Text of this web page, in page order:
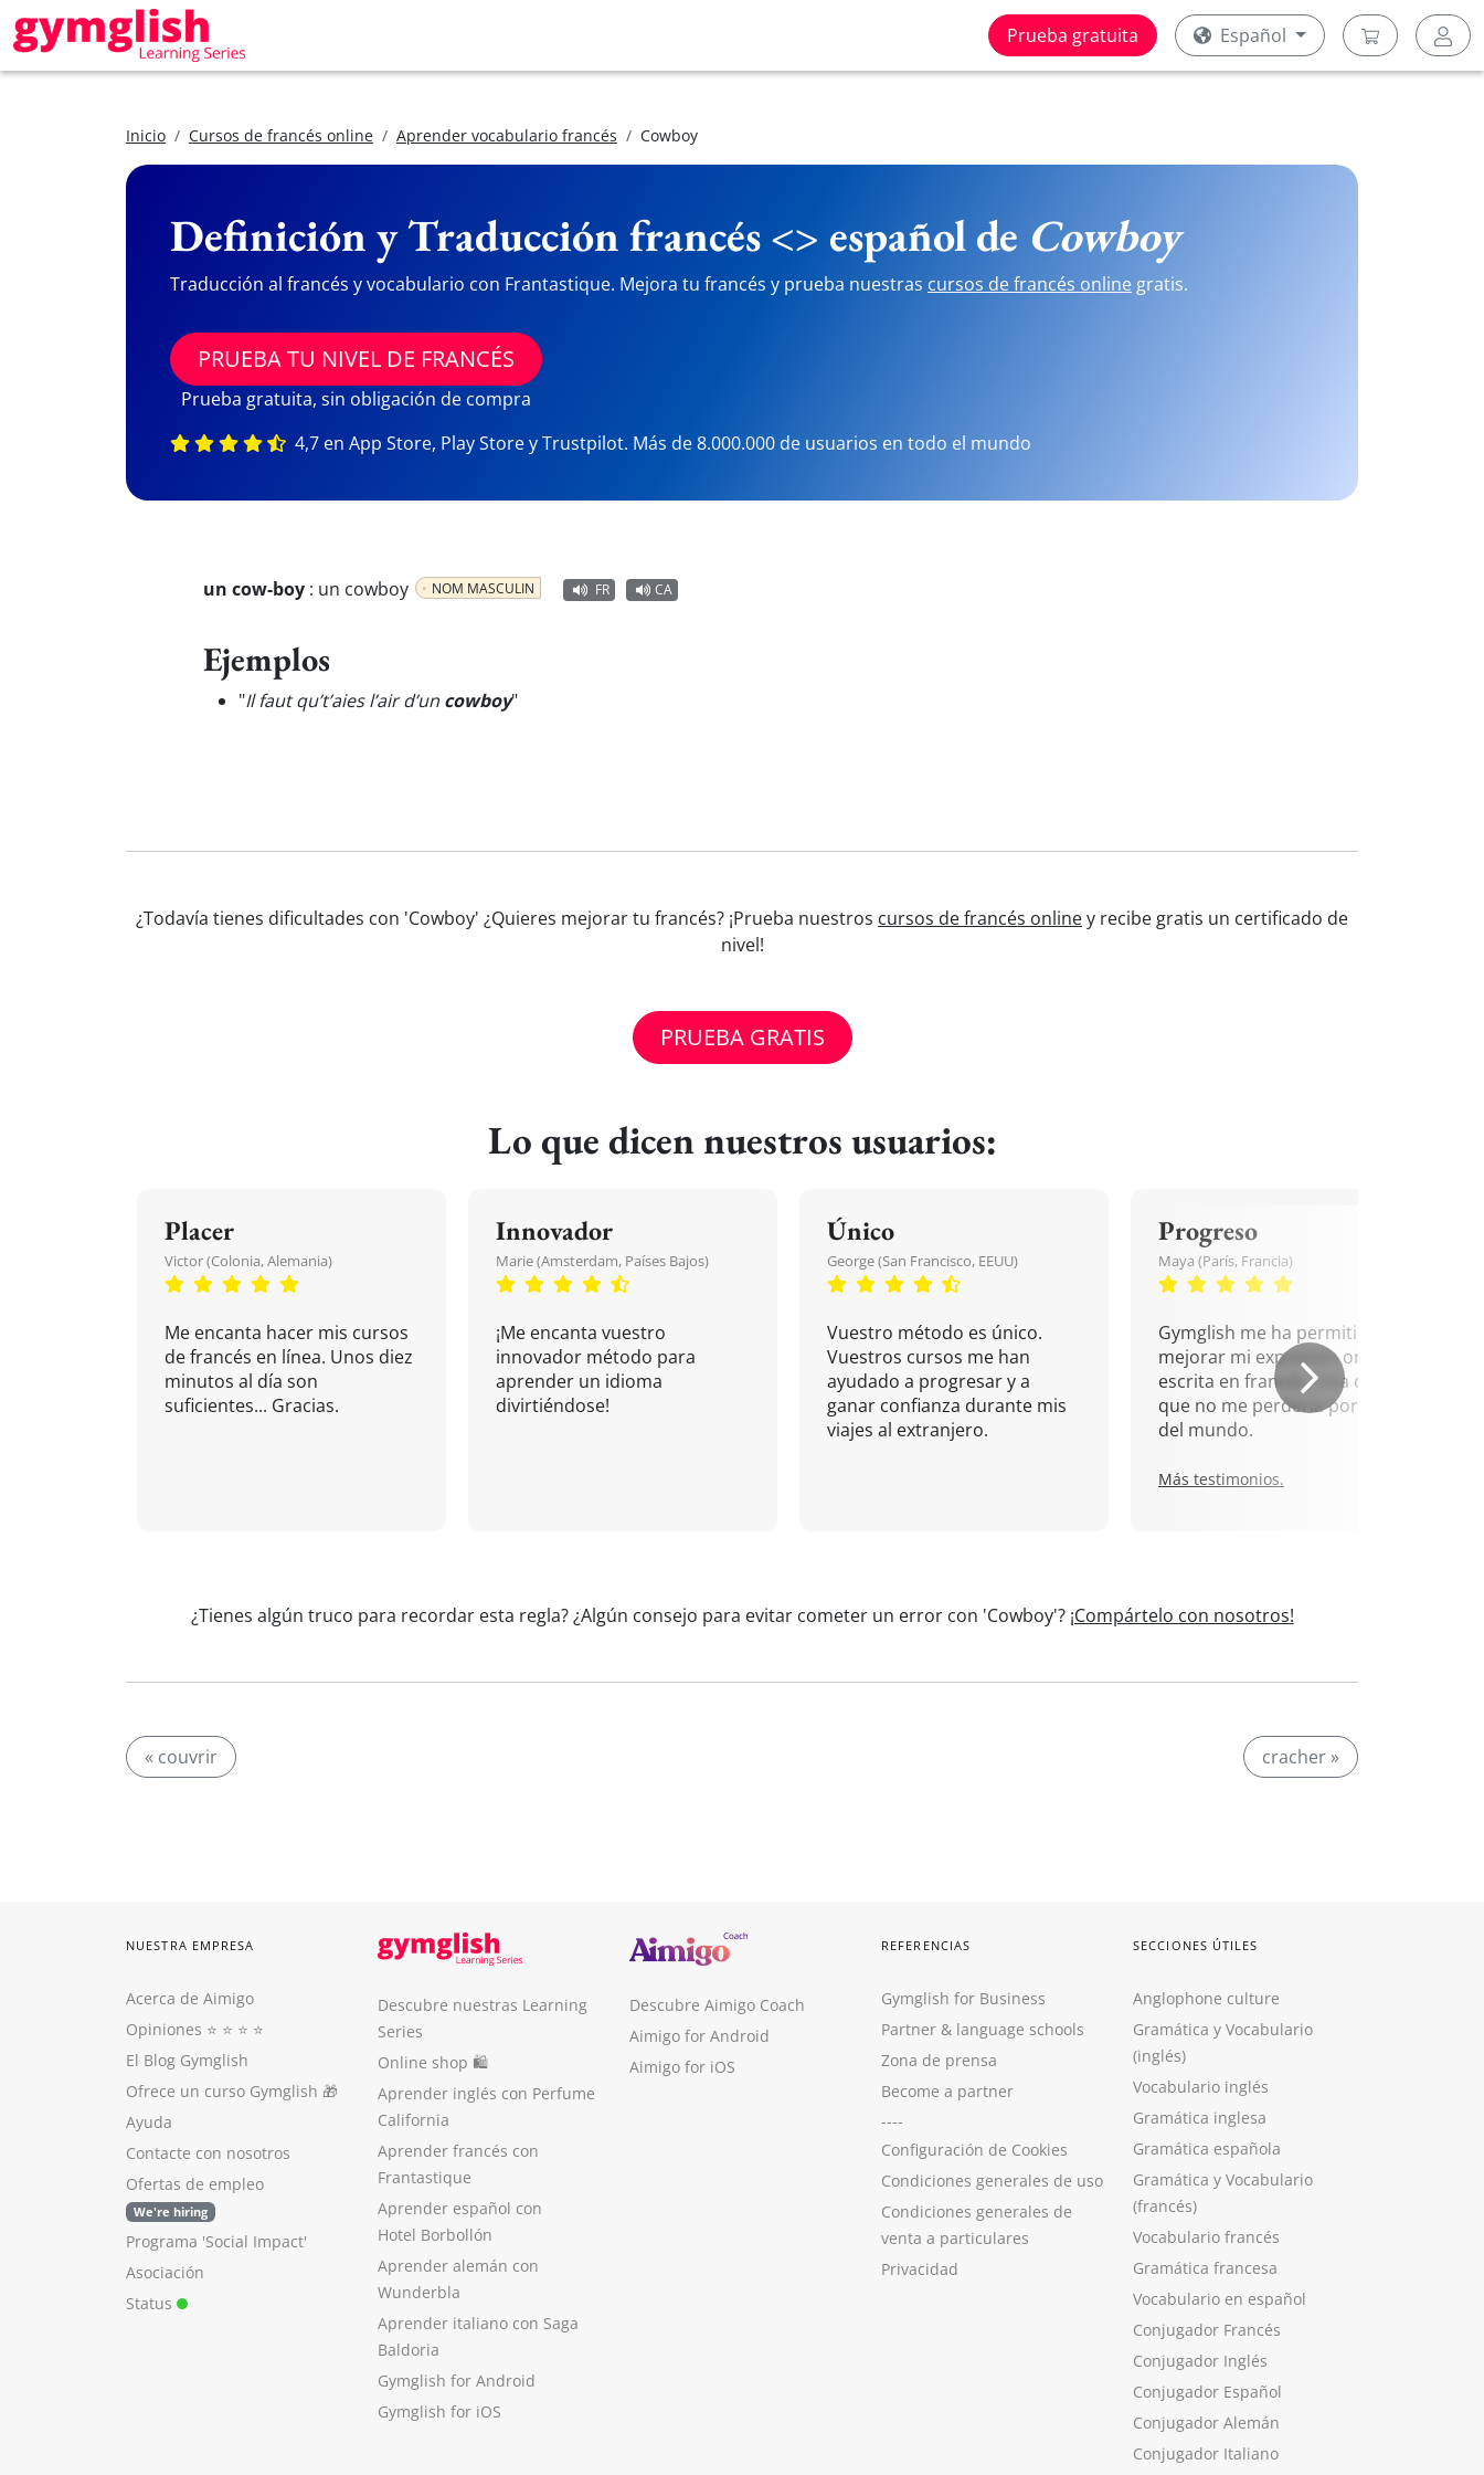
Prueba gratuita Español
Inicio Cursos de francés online Aprender vocabulario francés Cowboy
Definición y Traducción francés <> español de Cowboy
Traducción al francés y vocabulario con Frantastique. Mejora tu francés y prueba nuestras cursos de francés online gratis.
PRUEBA TU NIVEL DE FRANCÉS
Prueba gratuita, sin obligación de compra
4,7 en App Store, Play Store y Trustpilot. Más de 8.000.000 de usuarios en todo el mundo
un cow-boy : un cowboy NOM MASCULIN FR CA
Ejemplos
"Il faut qu’t’aies l’air d’un cowboy"
¿Todavía tienes dificultades con 'Cowboy' ¿Quieres mejorar tu francés? ¡Prueba nuestros cursos de francés onliney recibe gratis un certificado de
nivel!
PRUEBA GRATIS
Lo que dicen nuestros usuarios:
Placer
Victor (Colonia, Alemania)
Me encanta hacer mis cursos
de francés en línea. Unos diez
minutos al día son
suficientes... Gracias.
Innovador
Marie (Amsterdam, Países Bajos)
¡Me encanta vuestro
innovador método para
aprender un idioma
divirtiéndose!
Único
George (San Francisco, EEUU)
Vuestro método es único.
Vuestros cursos me han
ayudado a progresar y a
ganar confianza durante mis
viajes al extranjero.
Progreso
Maya (París, Francia)
Gymglish me ha permitido
mejorar mi expresión oral y
escrita en francés. Una cita
que no me perdería por nada
del mundo.
Más testimonios.
¿Tienes algún truco para recordar esta regla? ¿Algún consejo para evitar cometer un error con 'Cowboy'? ¡Compártelo con nosotros!
« couvrir cracher »
NUESTRA EMPRESA
Acerca de Aimigo
Opiniones ⭐️ ⭐️ ⭐️ ⭐️
El Blog Gymglish
Ofrece un curso Gymglish 🎁
Ayuda
Contacte con nosotros
Ofertas de empleo
We're hiring
Programa 'Social Impact'
Asociación
Status
Descubre nuestras Learning
Series
Online shop 🛍
Aprender inglés con Perfume
California
Aprender francés con
Frantastique
Aprender español con
Hotel Borbollón
Aprender alemán con
Wunderbla
Aprender italiano con Saga
Baldoria
Gymglish for Android
Gymglish for iOS
Descubre Aimigo Coach
Aimigo for Android
Aimigo for iOS
REFERENCIAS
Gymglish for Business
Partner & language schools
Zona de prensa
Become a partner
----
Configuración de Cookies
Condiciones generales de uso
Condiciones generales de
venta a particulares
Privacidad
SECCIONES ÚTILES
Anglophone culture
Gramática y Vocabulario
(inglés)
Vocabulario inglés
Gramática inglesa
Gramática española
Gramática y Vocabulario
(francés)
Vocabulario francés
Gramática francesa
Vocabulario en español
Conjugador Francés
Conjugador Inglés
Conjugador Español
Conjugador Alemán
Conjugador Italiano